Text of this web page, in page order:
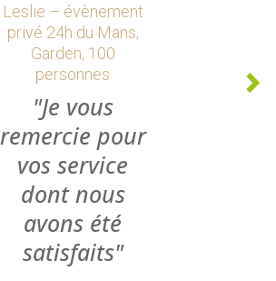
Leslie – évènement
privé 24h du Mans,
Garden, 100
personnes
Je vous
remercie pour
vos service
dont nous
avons été
satisfaits